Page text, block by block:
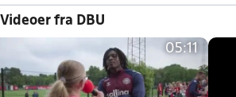
Videoer fra DBU
05:11